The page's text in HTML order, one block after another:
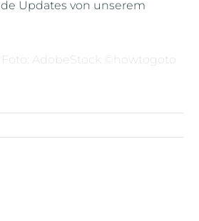
Updates von unserem
Foto: AdobeStock ©howtogoto